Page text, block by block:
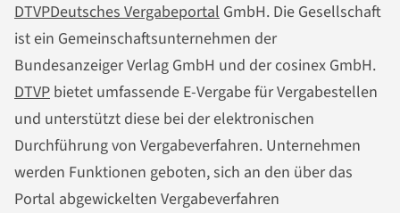
DTVPDeutsches Vergabeportal GmbH. Die Gesellschaft
ist ein Gemeinschaftsunternehmen der
Bundesanzeiger Verlag GmbH und der cosinex GmbH.
DTVP bietet umfassende E-Vergabe für Vergabestellen
und unterstützt diese bei der elektronischen
Durchführung von Vergabeverfahren. Unternehmen
werden Funktionen geboten, sich an den über das
Portal abgewickelten Vergabeverfahren